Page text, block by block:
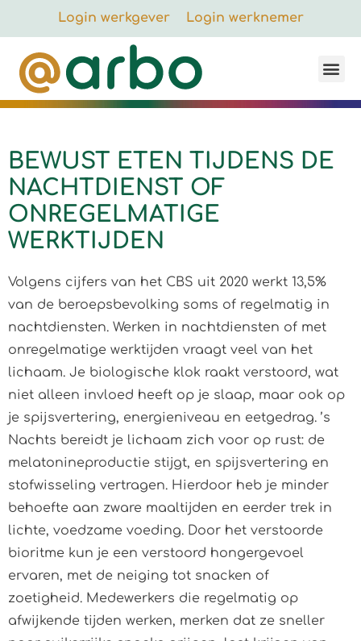
Login werkgever Login werknemer
BEWUST ETEN TIJDENS DE
NACHTDIENST OF
ONREGELMATIGE
WERKTIJDEN
Volgens cijfers van het CBS uit 2020 werkt 13,5%
van de beroepsbevolking soms of regelmatig in
nachtdiensten. Werken in nachtdiensten of met
onregelmatige werktijden vraagt veel van het
lichaam. Je biologische klok raakt verstoord, wat
niet alleen invloed heeft op je slaap, maar ook op
je spijsvertering, energieniveau en eetgedrag. ’s
Nachts bereidt je lichaam zich voor op rust: de
melatonineproductie stijgt, en spijsvertering en
stofwisseling vertragen. Hierdoor heb je minder
behoefte aan zware maaltijden en eerder trek in
lichte, voedzame voeding. Door het verstoorde
bioritme kun je een verstoord hongergevoel
ervaren, met de neiging tot snacken of
zoetigheid. Medewerkers die regelmatig op
afwijkende tijden werken, merken dat ze sneller